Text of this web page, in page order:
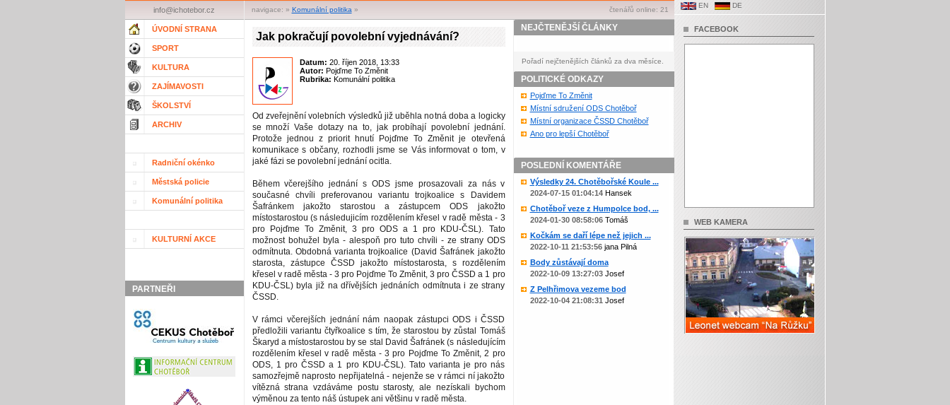
navigace: » Komunální politika » čtenářů online: 21
info@ichotebor.cz
ÚVODNÍ STRANA
SPORT
KULTURA
ZAJÍMAVOSTI
ŠKOLSTVÍ
ARCHIV
Radniční okénko
Městská policie
Komunální politika
KULTURNÍ AKCE
PARTNEŘI
Jak pokračují povolební vyjednávání?
Datum: 20. říjen 2018, 13:33
Autor: Pojďme To Změnit
Rubrika: Komunální politika
Od zveřejnění volebních výsledků již uběhla notná doba a logicky
se množí Vaše dotazy na to, jak probíhají povolební jednání.
Protože jednou z priorit hnutí Pojďme To Změnit je otevřená
komunikace s občany, rozhodli jsme se Vás informovat o tom, v
jaké fázi se povolební jednání ocitla.
Během včerejšího jednání s ODS jsme prosazovali za nás v
současné chvíli preferovanou variantu trojkoalice s Davidem
Šafránkem jakožto starostou a zástupcem ODS jakožto
místostarostou (s následujicím rozdělením křesel v radě města - 3
pro Pojďme To Změnit, 3 pro ODS a 1 pro KDU-ČSL). Tato
možnost bohužel byla - alespoň pro tuto chvíli - ze strany ODS
odmítnuta. Obdobná varianta trojkoalice (David Šafránek jakožto
starosta, zástupce ČSSD jakožto místostarosta, s rozdělením
křesel v radě města - 3 pro Pojďme To Změnit, 3 pro ČSSD a 1 pro
KDU-ČSL) byla již na dřívějších jednáních odmítnuta i ze strany
ČSSD.
V rámci včerejších jednání nám naopak zástupci ODS i ČSSD
předložili variantu čtyřkoalice s tím, že starostou by zůstal Tomáš
Škaryd a místostarostou by se stal David Šafránek (s následujícím
rozdělením křesel v radě města - 3 pro Pojďme To Změnit, 2 pro
ODS, 1 pro ČSSD a 1 pro KDU-ČSL). Tato varianta je pro nás
samozřejmě naprosto nepřijatelná - nejenže se v rámci ní jakožto
vítězná strana vzdáváme postu starosty, ale nezískali bychom
výměnou za tento náš ústupek ani většinu v radě města.
NEJČTENĚJŠÍ ČLÁNKY
Pořadí nejčtenějších článků za dva měsíce.
POLITICKÉ ODKAZY
Pojďme To Změnit
Místní sdružení ODS Chotěboř
Místní organizace ČSSD Chotěboř
Ano pro lepší Chotěboř
POSLEDNÍ KOMENTÁŘE
Výsledky 24. Chotěbořské Koule ...
2024-07-15 01:04:14Hansek
Chotěboř veze z Humpolce bod, ...
2024-01-30 08:58:06Tomáš
Kočkám se daří lépe než jejich ...
2022-10-11 21:53:56jana Pilná
Body zůstávají doma
2022-10-09 13:27:03Josef
Z Pelhřimova vezeme bod
2022-10-04 21:08:31 Josef
EN DE
FACEBOOK
WEB KAMERA